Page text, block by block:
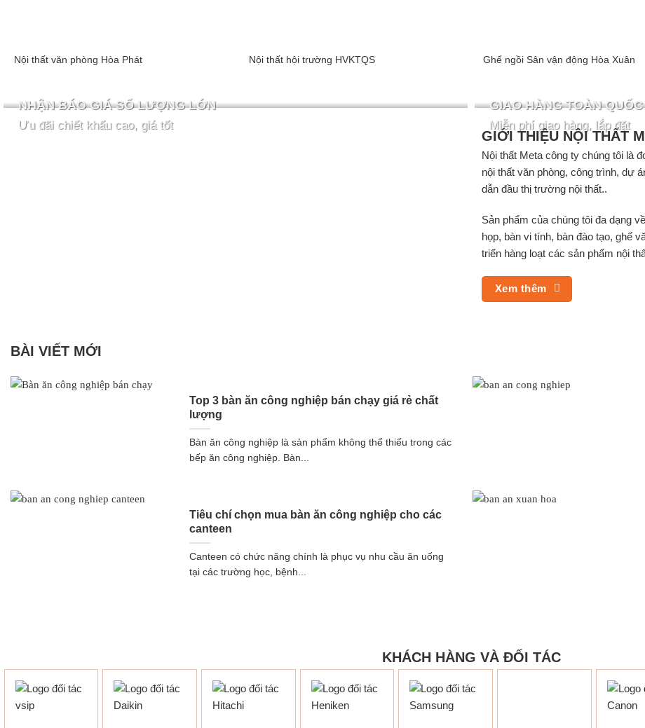
Nội thất văn phòng Hòa Phát Nội thất hội trường HVKTQS Ghế ngồi Sân vận động Hòa Xuân
NHẬN BÁO GIÁ SỐ LƯỢNG LỚN
Ưu đãi chiết khấu cao, giá tốt
GIAO HÀNG TOÀN QUỐC
Miễn phí giao hàng, lắp đặt
GIỚI THIỆU NỘI THẤT
Nội thất Meta công ty chúng tôi là
nội thất văn phòng, công trình, dự
dẫn đầu thị trường nội thất..
Sản phẩm của chúng tôi đa dạng
họp, bàn vi tính, bàn đào tạo, ghế
triển hàng loạt các sản phẩm nội
Xem thêm
BÀI VIẾT MỚI
Top 3 bàn ăn công nghiệp bán chạy giá rẻ chất
lượng
Bàn ăn công nghiệp là sản phẩm không thể thiếu trong các
bếp ăn công nghiệp. Bàn...
Tiêu chí chọn mua bàn ăn công nghiệp cho các
canteen
Canteen có chức năng chính là phục vụ nhu cầu ăn uống
tại các trường học, bệnh...
KHÁCH HÀNG VÀ ĐỐI TÁC